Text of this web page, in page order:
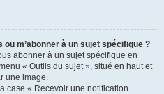
m’abonner à un sujet spécifique ?
abonner à un sujet spécifique en
« Outils du sujet », situé en haut et
une image.
case « Recevoir une notification